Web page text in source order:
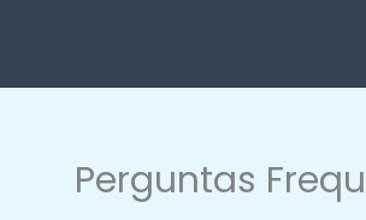
Perguntas